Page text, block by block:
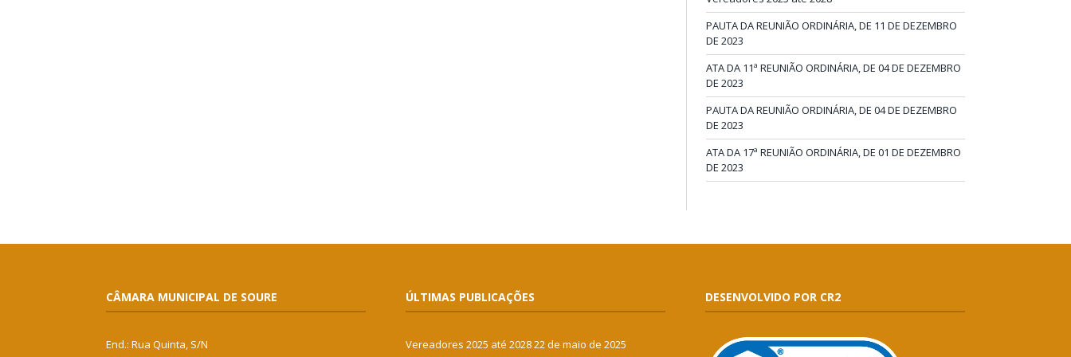
PAUTA DA REUNIÃO ORDINÁRIA, DE 11 DE DEZEMBRO
DE 2023
ATA DA 11ª REUNIÃO ORDINÁRIA, DE 04 DE DEZEMBRO
DE 2023
PAUTA DA REUNIÃO ORDINÁRIA, DE 04 DE DEZEMBRO
DE 2023
ATA DA 17ª REUNIÃO ORDINÁRIA, DE 01 DE DEZEMBRO
DE 2023
CÂMARA MUNICIPAL DE SOURE
End.: Rua Quinta, S/N
ÚLTIMAS PUBLICAÇÕES
Vereadores 2025 até 202822 de maio de 2025
DESENVOLVIDO POR CR2